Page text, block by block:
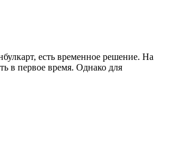
есть временное решение. На
в первое время. Однако для